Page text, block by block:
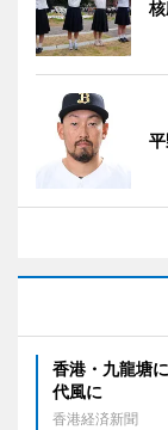
香港・九龍塘
代風に
香港経済新聞